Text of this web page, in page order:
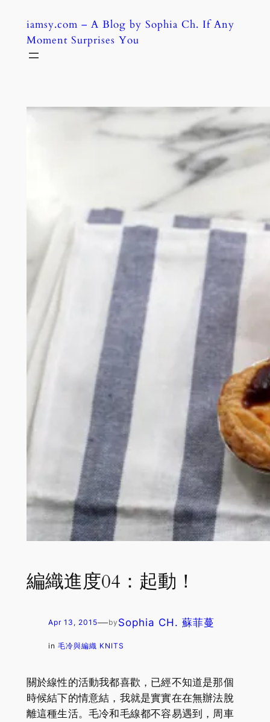
content
iamsy.com – A Blog by Sophia Ch. If Any
Moment Surprises You
編織進度04：起動！
Apr 13, 2015—by Sophia CH. 蘇菲蔓
in 毛冷與編織 KNITS
關於線性的活動我都喜歡，已經不知道是那個
時候結下的情意結，我就是實實在在無辦法脫
離這種生活。毛冷和毛線都不容易遇到，周車